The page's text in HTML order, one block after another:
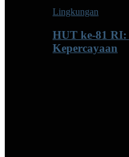
Lingkungan
HUT ke-81
Kepercayaan